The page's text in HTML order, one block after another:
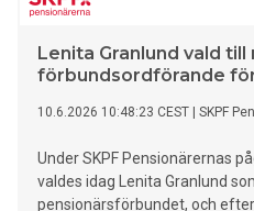
Lenita Granlund vald till
förbundsordförande
10.6.2026 10:48:23 CEST SKPF
Under SKPF Pensionärernas
valdes idag Lenita Granlund
pensionärsförbundet, och